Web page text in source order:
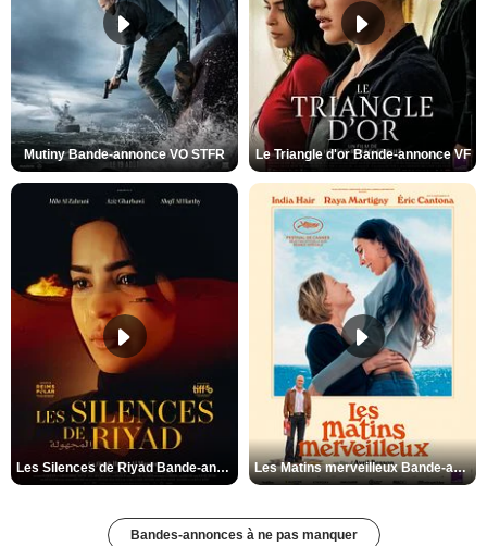
Mutiny Bande-annonce VO STFR Le Triangle d'or Bande-annonce VF
Les Silences de Riyad Bande-annonce VO STFR Les Matins merveilleux Bande-annonce VF
Bandes-annonces à ne pas manquer